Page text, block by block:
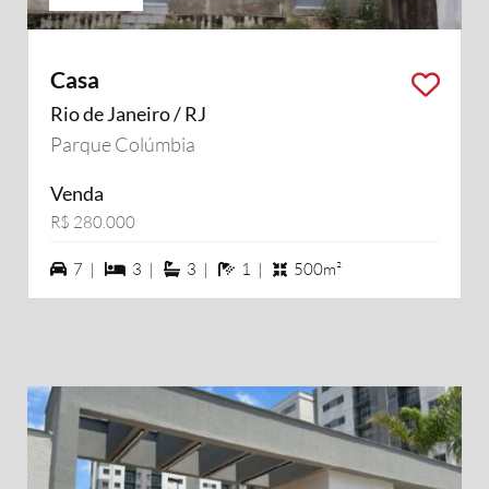
Casa
Rio de Janeiro / RJ
Parque Colúmbia
Venda
R$ 280.000
7 vagas na garagem
7 | 3 dormiórios
3 | 3 suítes
3 | 1 banheiros
1 | 500m²